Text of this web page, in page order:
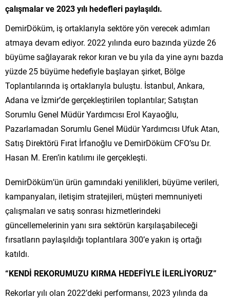
çalışmalar ve 2023 yılı hedefleri paylaşıldı.
DemirDöküm, iş ortaklarıyla sektöre yön verecek adımları
atmaya devam ediyor. 2022 yılında euro bazında yüzde 26
büyüme sağlayarak rekor kıran ve bu yıla da yine aynı bazda
yüzde 25 büyüme hedefiyle başlayan şirket, Bölge
Toplantılarında iş ortaklarıyla buluştu. İstanbul, Ankara,
Adana ve İzmir’de gerçekleştirilen toplantılar; Satıştan
Sorumlu Genel Müdür Yardımcısı Erol Kayaoğlu,
Pazarlamadan Sorumlu Genel Müdür Yardımcısı Ufuk Atan,
Satış Direktörü Fırat İrfanoğlu ve DemirDöküm CFO’su Dr.
Hasan M. Eren’in katılımı ile gerçekleşti.
DemirDöküm’ün ürün gamındaki yenilikleri, büyüme verileri,
kampanyaları, iletişim stratejileri, müşteri memnuniyeti
çalışmaları ve satış sonrası hizmetlerindeki
güncellemelerinin yanı sıra sektörün karşılaşabileceği
fırsatların paylaşıldığı toplantılara 300’e yakın iş ortağı
katıldı.
“KENDİ REKORUMUZU KIRMA HEDEFİYLE İLERLİYORUZ”
Rekorlar yılı olan 2022’deki performansı, 2023 yılında da